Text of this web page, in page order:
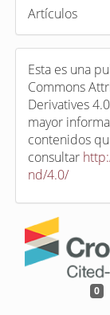
Artículos
Esta es una
Commons
Derivatives
mayor
contenidos
consultar
nd/4.0/
0